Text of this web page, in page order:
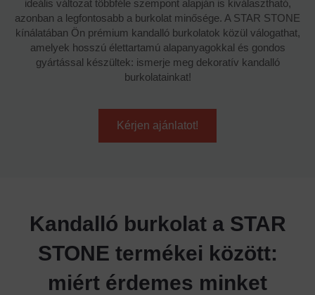
ideális változat többféle szempont alapján is kiválasztható,
azonban a legfontosabb a burkolat minősége. A STAR STONE
kínálatában Ön prémium kandalló burkolatok közül válogathat,
amelyek hosszú élettartamú alapanyagokkal és gondos
gyártással készültek: ismerje meg dekoratív kandalló
burkolatainkat!
Kérjen ajánlatot!
Kandalló burkolat a STAR
STONE termékei között:
miért érdemes minket